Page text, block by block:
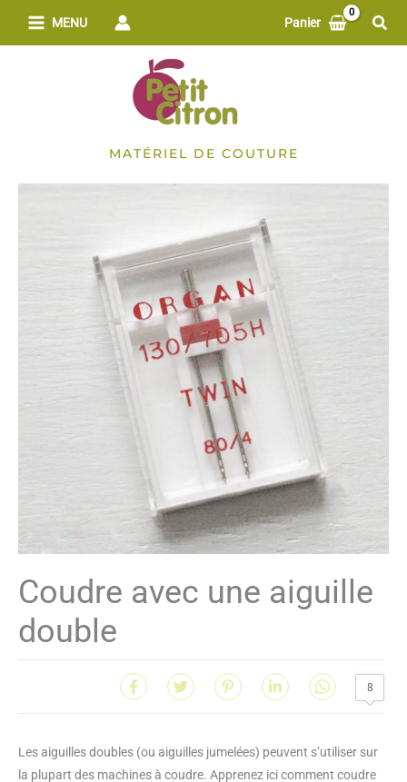
MENU Panier
MATÉRIEL DE COUTURE
Coudre avec une aiguille
double
8
Les aiguilles doubles (ou aiguilles jumelées) peuvent s’utiliser sur
la plupart des machines à coudre. Apprenez ici comment coudre